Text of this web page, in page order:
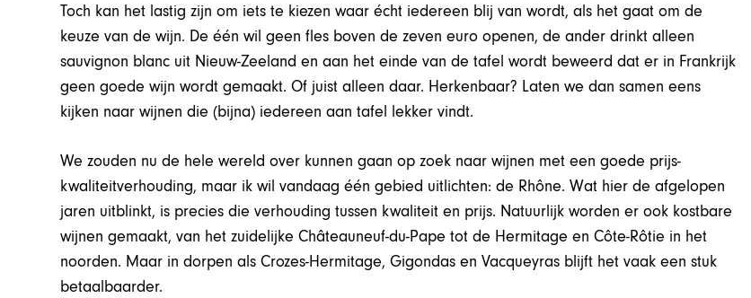
Toch kan het lastig zijn om iets te kiezen waar écht iedereen blij van wordt, als het gaat om de
keuze van de wijn. De één wil geen fles boven de zeven euro openen, de ander drinkt alleen
sauvignon blanc uit Nieuw-Zeeland en aan het einde van de tafel wordt beweerd dat er in Frankrijk
geen goede wijn wordt gemaakt. Of juist alleen daar. Herkenbaar? Laten we dan samen eens
kijken naar wijnen die (bijna) iedereen aan tafel lekker vindt.
We zouden nu de hele wereld over kunnen gaan op zoek naar wijnen met een goede prijs-
kwaliteitverhouding, maar ik wil vandaag één gebied uitlichten: de Rhône. Wat hier de afgelopen
jaren uitblinkt, is precies die verhouding tussen kwaliteit en prijs. Natuurlijk worden er ook kostbare
wijnen gemaakt, van het zuidelijke Châteauneuf-du-Pape tot de Hermitage en Côte-Rôtie in het
noorden. Maar in dorpen als Crozes-Hermitage, Gigondas en Vacqueyras blijft het vaak een stuk
betaalbaarder.